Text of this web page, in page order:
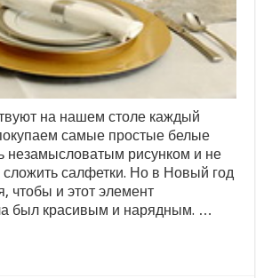
на нашем столе каждый
самые простые белые
незамысловатым рисунком и не
салфетки. Но в Новый год
чтобы и этот элемент
был красивым и нарядным. …